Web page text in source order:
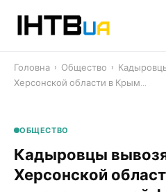
Головна › Общество ›
Херсонской области в Крым…
ОБЩЕСТВО
Кадыровцы
Херсонской